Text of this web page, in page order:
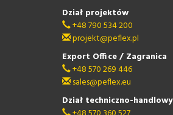
Dział projektów
+48 790 534 200
projekt@peflex.pl
Export Office / Zagranica
+48 570 269 446
sales@peflex.eu
Dział techniczno-handlowy